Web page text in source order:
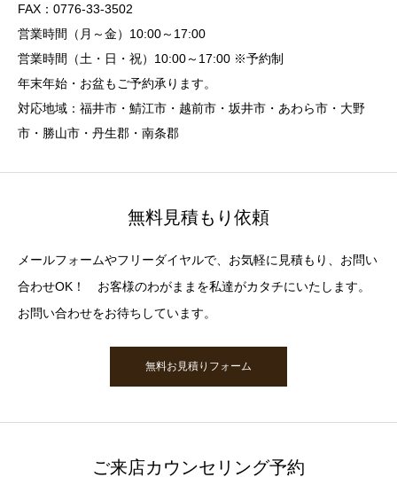
FAX：0776-33-3502
営業時間（月～金）10:00～17:00
営業時間（土・日・祝）10:00～17:00 ※予約制
年末年始・お盆もご予約承ります。
対応地域：福井市・鯖江市・越前市・坂井市・あわら市・大野
市・勝山市・丹生郡・南条郡
無料見積もり依頼
メールフォームやフリーダイヤルで、お気軽に見積もり、お問い
合わせOK！ お客様のわがままを私達がカタチにいたします。
お問い合わせをお待ちしています。
無料お見積りフォーム
ご来店カウンセリング予約